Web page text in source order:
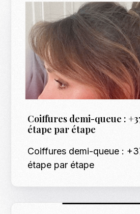
Coiffures demi-queue :
étape par étape
Coiffures demi-queue :
étape par étape